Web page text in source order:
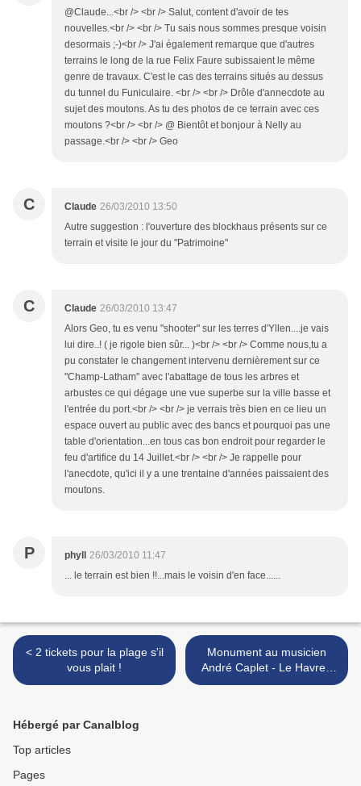
@Claude...<br /> <br /> Salut, content d'avoir de tes
nouvelles.<br /> <br /> Tu sais nous sommes presque voisin
desormais ;-)<br /> J'ai également remarque que d'autres
terrains le long de la rue Felix Faure subissaient le même
genre de travaux. C'est le cas des terrains situés au dessus
du tunnel du Funiculaire. <br /> <br /> Drôle d'annecdote au
sujet des moutons. As tu des photos de ce terrain avec ces
moutons ?<br /> <br /> @ Bientôt et bonjour à Nelly au
passage.<br /> <br /> Geo
C Claude 26/03/2010 13:50
Autre suggestion : l'ouverture des blockhaus présents sur ce
terrain et visite le jour du "Patrimoine"
C Claude 26/03/2010 13:47
Alors Geo, tu es venu "shooter" sur les terres d'Yllen....je vais
lui dire..! ( je rigole bien sûr... )<br /> <br /> Comme nous,tu a
pu constater le changement intervenu dernièrement sur ce
"Champ-Latham" avec l'abattage de tous les arbres et
arbustes ce qui dégage une vue superbe sur la ville basse et
l'entrée du port.<br /> <br /> je verrais très bien en ce lieu un
espace ouvert au public avec des bancs et pourquoi pas une
table d'orientation...en tous cas bon endroit pour regarder le
feu d'artifice du 14 Juillet.<br /> <br /> Je rappelle pour
l'anecdote, qu'ici il y a une trentaine d'années paissaient des
moutons.
P phyll
26/03/2010 11:47
... le terrain est bien !!...mais le voisin d'en face......
< 2 tickets pour la plage s'il
vous plait !
Monument au musicien
André Caplet - Le Havre -
1928 >
Hébergé par Canalblog
Top articles
Pages